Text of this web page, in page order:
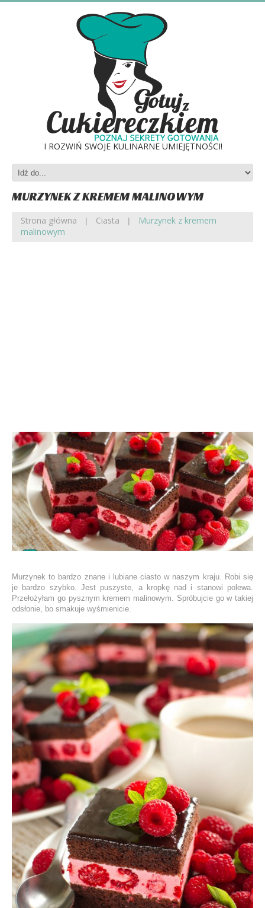
I ROZWIŃ SWOJE KULINARNE UMIEJĘTNOŚCI!
MURZYNEK Z KREMEM MALINOWYM
Strona główna Ciasta
Murzynek z kremem
malinowym
Murzynek to bardzo znane i lubiane ciasto w naszym kraju. Robi się
je bardzo szybko. Jest puszyste, a kropkę nad i stanowi polewa.
Przełożyłam go pysznym kremem malinowym. Spróbujcie go w takiej
odsłonie, bo smakuje wyśmienicie.